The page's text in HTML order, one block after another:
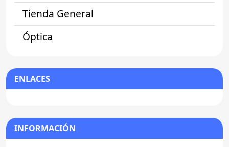
Tienda General
Óptica
ENLACES
INFORMACIÓN